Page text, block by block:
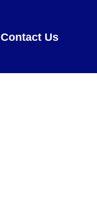
Contact Us